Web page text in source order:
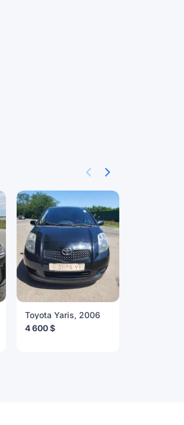
Toyota Yaris, 2006
4 600 $